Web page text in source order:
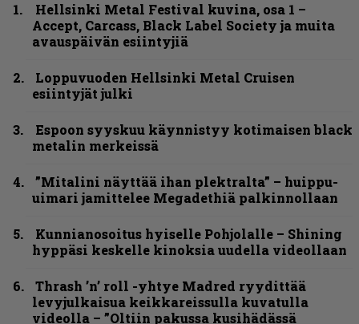
Hellsinki Metal Festival kuvina, osa 1 –
Accept, Carcass, Black Label Society ja muita
avauspäivän esiintyjiä
Loppuvuoden Hellsinki Metal Cruisen
esiintyjät julki
Espoon syyskuu käynnistyy kotimaisen black
metalin merkeissä
”Mitalini näyttää ihan plektralta” – huippu-
uimari jamittelee Megadethiä palkinnollaan
Kunnianosoitus hyiselle Pohjolalle – Shining
hyppäsi keskelle kinoksia uudella videollaan
Thrash ’n’ roll -yhtye Madred ryydittää
levyjulkaisua keikkareissulla kuvatulla
videolla – ”Oltiin pakussa kusihädässä